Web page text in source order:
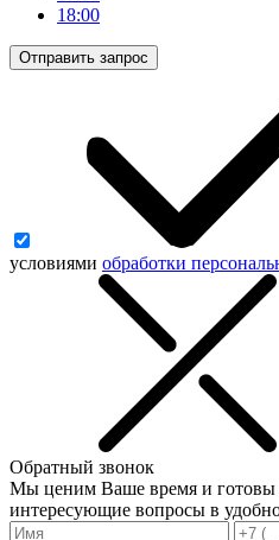
18:00
Отправить запрос
условиями обработки
Обратный звонок
Мы ценим Ваше время и готовы
интересующие вопросы в